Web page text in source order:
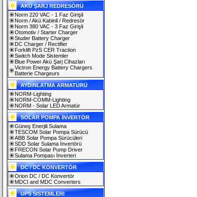
AKÜ ŞARJ REDRESÖRÜ
Norm 220 VAC - 1 Faz Girişli
Norm / Akü Kabinli / Redresör
Norm 380 VAC - 3 Faz Girişli
Otomotiv / Starter Charger
Studer Battery Charger
DC Charger / Rectifier
Forklift PzS CER Traction
Switch Mode Sistemler
Blue Power Akü Şarj Cihazları
Victron Energy Battery Chargers
Batterie Chargeurs
AYDıNLATMA ARMATÜRÜ
NORM-Lighting
NORM-COMM-Lighting
NORM - Solar LED Armatür
SOLAR POMPA İNVERTÖR
Güneş Enerjili Sulama
TESCOM Solar Pompa Sürücü
ABB Solar Pompa Sürücüleri
SDD Solar Sulama İnvertörü
FRECON Solar Pump Driver
Sulama Pompası İnverteri
DC / DC KONVERTÖR
Orion DC / DC Konvertör
MDCI and MDC Converters
UPS SISTEMLERI